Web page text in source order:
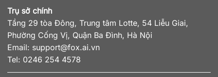
Trụ sở chính
Tầng 29 tòa Đông, Trung tâm Lotte, 54 Liễu Giai,
Phường Cống Vị, Quận Ba Đình, Hà Nội
Email: support@fox.ai.vn
Tel: 0246 254 4578